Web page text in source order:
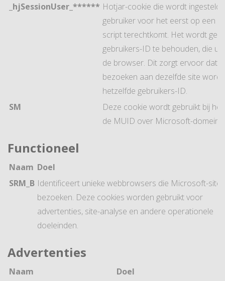
_hjSessionUser_****** Hotjar-cookie die wordt ingesteld
gebruiker voor het eerst op een
script terechtkomt. Het wordt
gebruikers-ID te behouden, die
de browser. Dit zorgt ervoor dat
bezoeken aan dezelfde site
hetzelfde gebruikers-ID.
SM
Deze cookie wordt gebruikt bij
de MUID over Microsoft-
Functioneel
Naam Doel
SRM_B Identificeert unieke webbrowsers die Microsoft-sites
bezoeken. Deze cookies worden gebruikt voor
advertenties, site-analyse en andere operationele
doeleinden.
Advertenties
Naam
Doel